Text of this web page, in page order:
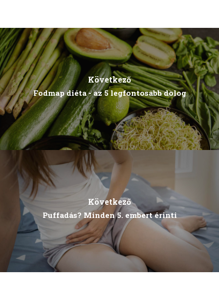
Következő
Fodmap diéta - az 5 legfontosabb dolog
Következő
Puffadás? Minden 5. embert érinti